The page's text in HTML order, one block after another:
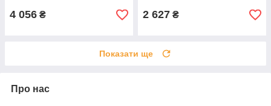
4 056 ₴ 2 627 ₴
Показати ще
Про нас